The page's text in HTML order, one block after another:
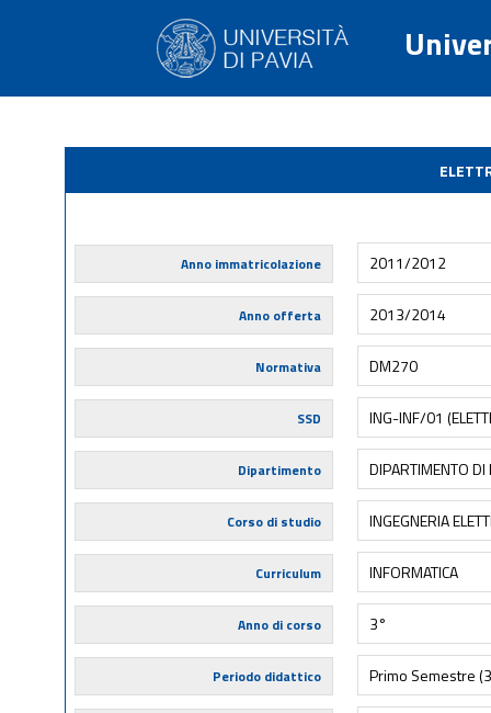
Anno immatricolazione 2011/2012
Anno offerta 2013/2014
Normativa DM270
SSD ING-INF/01
Dipartimento DIPARTIMENTO DI
Corso di studio INGEGNERIA
Curriculum INFORMATICA
Anno di corso 3°
Periodo didattico Primo Semestre